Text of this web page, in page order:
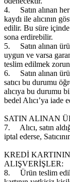
4.
Satın alınan
kaydı ile alıcının
edilir. Bu süre
sona erdirebilir.
5.
Satın alınan
uygun ve varsa
teslim edilmek
6.
Satın alınan
satıcı bu durumu
alıcıya bu durumu
bedel Alıcı’ya iade
SATIN ALINAN
7.
Alıcı, satın
iptal ederse,
KREDİ
ALIŞVERİŞLER:
8.
Ürün teslim